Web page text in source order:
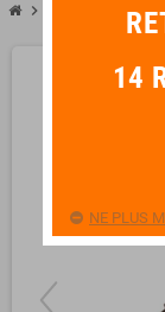
chevron_right
14
NE PLUS